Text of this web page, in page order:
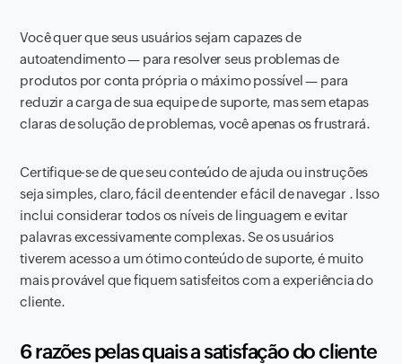
Você quer que seus usuários sejam capazes de
autoatendimento — para resolver seus problemas de
produtos por conta própria o máximo possível — para
reduzir a carga de sua equipe de suporte, mas sem etapas
claras de solução de problemas, você apenas os frustrará.
Certifique-se de que seu conteúdo de ajuda ou instruções
seja simples, claro, fácil de entender e fácil de navegar . Isso
inclui considerar todos os níveis de linguagem e evitar
palavras excessivamente complexas. Se os usuários
tiverem acesso a um ótimo conteúdo de suporte, é muito
mais provável que fiquem satisfeitos com a experiência do
cliente.
6 razões pelas quais a satisfação do cliente